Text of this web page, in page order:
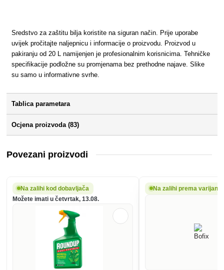
Sredstvo za zaštitu bilja koristite na siguran način. Prije uporabe
uvijek pročitajte naljepnicu i informacije o proizvodu. Proizvod u
pakiranju od 20 L namijenjen je profesionalnim korisnicima. Tehničke
specifikacije podložne su promjenama bez prethodne najave. Slike
su samo u informativne svrhe.
Tablica parametara
Ocjena proizvoda (83)
Povezani proizvodi
Na zalihi kod dobavljača
Možete imati u četvrtak, 13.08.
Na zalihi prema varijanti